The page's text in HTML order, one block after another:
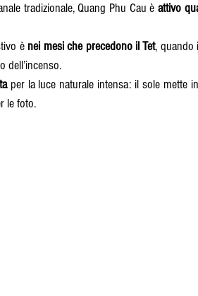
tradizionale, Quang Phu Cau è attivo
è nei mesi che precedono il Tet, quando
dell’incenso.
per la luce naturale intensa: il sole mette
le foto.